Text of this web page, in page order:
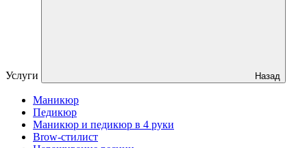
Услуги Назад
Маникюр
Педикюр
Маникюр и педикюр в 4 руки
Brow-стилист